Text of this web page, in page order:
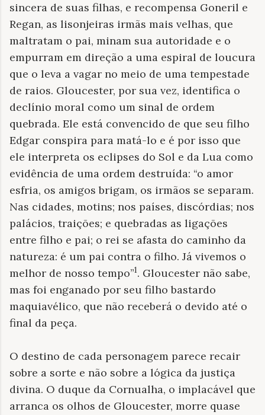
sincera de suas filhas, e recompensa Goneril e
Regan, as lisonjeiras irmãs mais velhas, que
maltratam o pai, minam sua autoridade e o
empurram em direção a uma espiral de loucura
que o leva a vagar no meio de uma tempestade
de raios. Gloucester, por sua vez, identifica o
declínio moral como um sinal de ordem
quebrada. Ele está convencido de que seu filho
Edgar conspira para matá-lo e é por isso que
ele interpreta os eclipses do Sol e da Lua como
evidência de uma ordem destruída: “o amor
esfria, os amigos brigam, os irmãos se separam.
Nas cidades, motins; nos países, discórdias; nos
palácios, traições; e quebradas as ligações
entre filho e pai; o rei se afasta do caminho da
natureza: é um pai contra o filho. Já vivemos o
melhor de nosso tempo”1. Gloucester não sabe,
mas foi enganado por seu filho bastardo
maquiavélico, que não receberá o devido até o
final da peça.
O destino de cada personagem parece recair
sobre a sorte e não sobre a lógica da justiça
divina. O duque da Cornualha, o implacável que
arranca os olhos de Gloucester, morre quase